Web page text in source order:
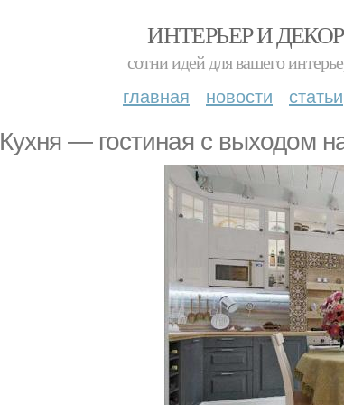
ИНТЕРЬЕР И ДЕКОР
сотни идей для вашего
главная новости статьи
Кухня — гостиная с выходом